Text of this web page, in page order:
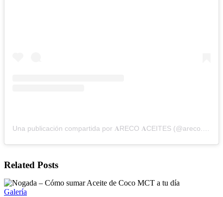
Una publicación compartida por 𝐀RECO 𝐀CEITES (@areco.nogada)
Related Posts
Galería